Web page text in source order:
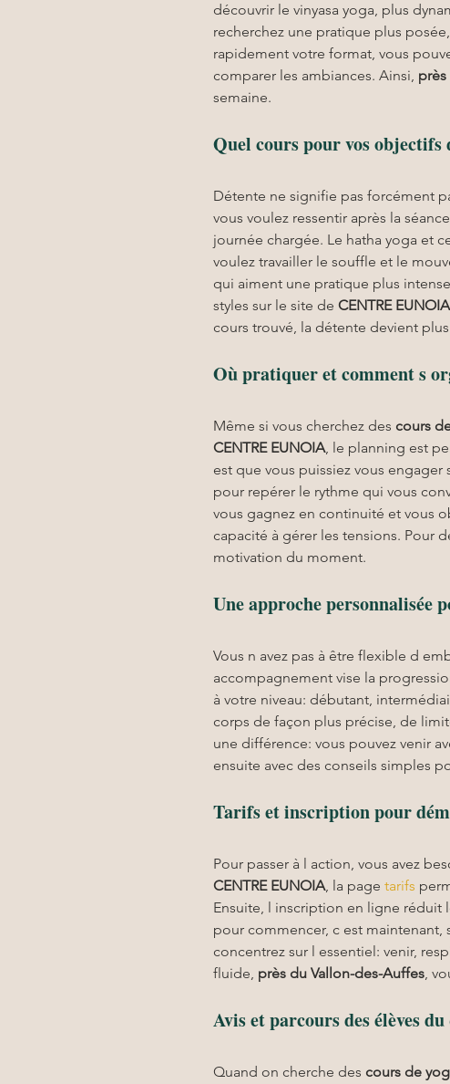
découvrir le vinyasa yoga, plus
recherchez une pratique plus
rapidement votre format, vous
comparer les ambiances. Ainsi,
semaine.
Quel cours pour vos objectifs
Détente ne signifie pas forcément
vous voulez ressentir après la
journée chargée. Le hatha yoga et
voulez travailler le souffle et le
qui aiment une pratique plus
styles sur le site de CENTRE EUNOIA
cours trouvé, la détente devient
Où pratiquer et comment s
Même si vous cherchez des cours
CENTRE EUNOIA, le planning est
est que vous puissiez vous
pour repérer le rythme qui vous
vous gagnez en continuité et vous
capacité à gérer les tensions. Pour
motivation du moment.
Une approche personnalisée
Vous n avez pas à être flexible d
accompagnement vise la
à votre niveau: débutant,
corps de façon plus précise, de
une différence: vous pouvez venir
ensuite avec des conseils simples
Tarifs et inscription pour
Pour passer à l action, vous avez
CENTRE EUNOIA, la page tarifs
Ensuite, l inscription en ligne réduit
pour commencer, c est
concentrez sur l essentiel: venir,
fluide, près du Vallon-des-Auffes,
Avis et parcours des élèves
Quand on cherche des cours de